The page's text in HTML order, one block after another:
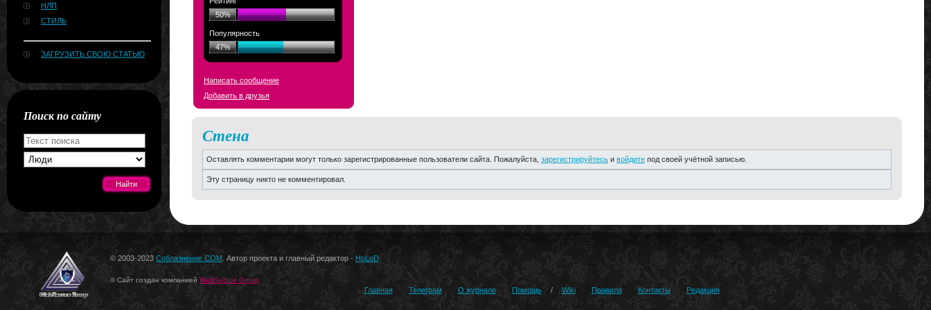
НЛП
СТИЛЬ
ЗАГРУЗИТЬ СВОЮ СТАТЬЮ
Поиск по сайту
50%
Популярность
47%
Написать сообщение
Добавить в друзья
Стена
Оставлять комментарии могут только зарегистрированные пользователи сайта. Пожалуйста, зарегистрируйтесь и войдите под своей учётной записью.
Эту страницу никто не комментировал.
© 2003-2023 Соблазнение.COM . Автор проекта и главный редактор - HoLoD
© Сайт создан компанией WebSecure Group
Главная Телеграм О журнале Помощь / Wiki Правила Контакты Редакция